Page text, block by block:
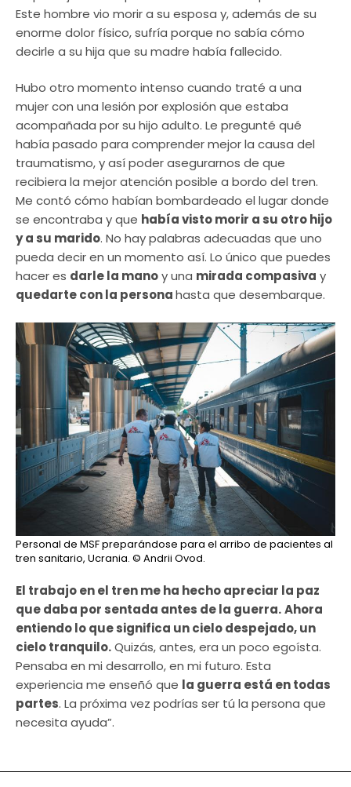
Este hombre vio morir a su esposa y, además de su
enorme dolor físico, sufría porque no sabía cómo
decirle a su hija que su madre había fallecido.
Hubo otro momento intenso cuando traté a una
mujer con una lesión por explosión que estaba
acompañada por su hijo adulto. Le pregunté qué
había pasado para comprender mejor la causa del
traumatismo, y así poder asegurarnos de que
recibiera la mejor atención posible a bordo del tren.
Me contó cómo habían bombardeado el lugar donde
se encontraba y que había visto morir a su otro hijo
y a su marido. No hay palabras adecuadas que uno
pueda decir en un momento así. Lo único que puedes
hacer es darle la manoy una mirada compasiva y
quedarte con la personahasta que desembarque.
Personal de MSF preparándose para el arribo de pacientes al
tren sanitario, Ucrania. © Andrii Ovod.
El trabajo en el tren me ha hecho apreciar la paz
que daba por sentada antes de la guerra.Ahora
entiendo lo que significa un cielo despejado, un
cielo tranquilo.Quizás, antes, era un poco egoísta.
Pensaba en mi desarrollo, en mi futuro. Esta
experiencia me enseñó que la guerra está en todas
partes. La próxima vez podrías ser tú la persona que
necesita ayuda”.